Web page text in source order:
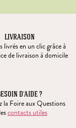
LIVRAISON
livrés en un clic grâce à
de livraison à domicile
D’AIDE ?
la Foire aux Questions
contacts utiles